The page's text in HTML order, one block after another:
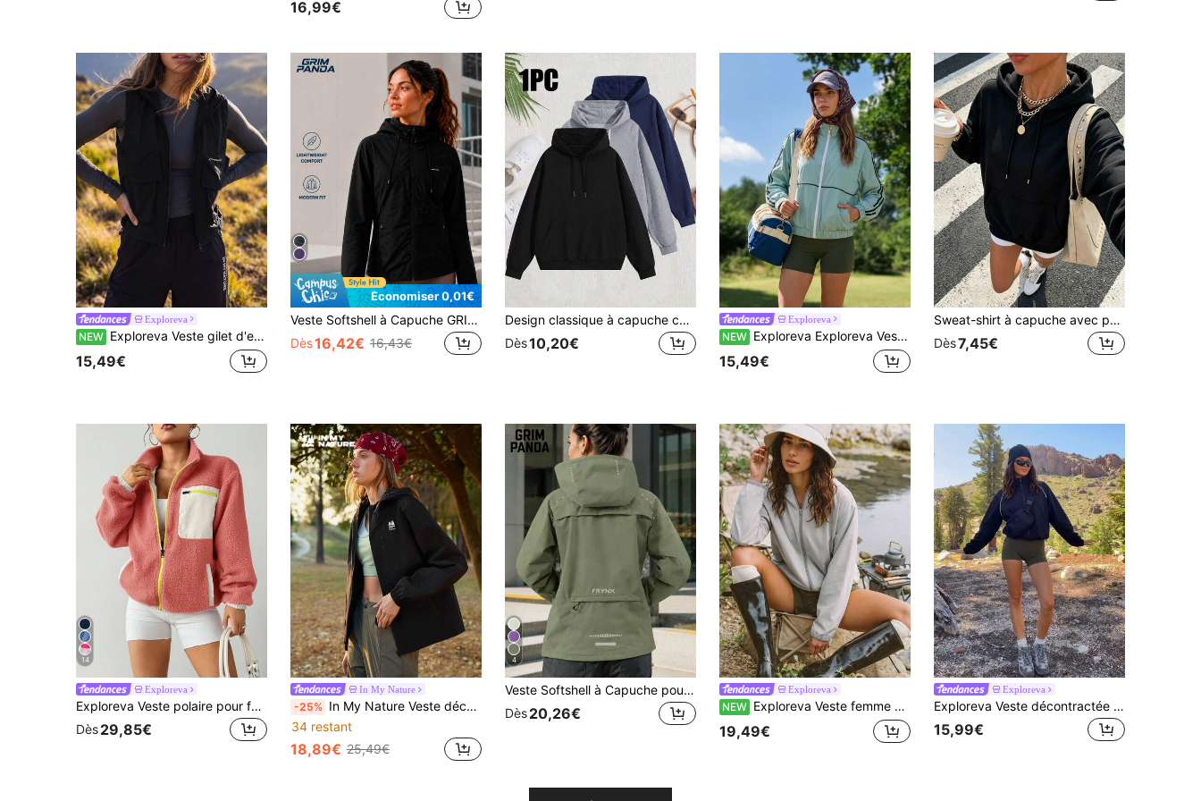
#2 BEST-SELLERS
de Vestes d'extérieur pour femmes
16,99€
Exploreva
NEW Exploreva Veste gilet d'extérieur pour femme avec fermeture éclair avant et poches utilitaires
15,49€
Économiser 0,01€
Veste Softshell à Capuche GRIM PANDA pour Femmes, Manteau avec Poche Zippée, Printemps/Automne, Randonnée, Trekking, Camping, Escalade, Veste de Sport Décontractée pour l'Extérieur
Dès16,42€ 16,43€
Design classique à capuche combiné à un style décontracté pour l'extérieur, cette veste convient à toutes les saisons et à diverses occasions. Sports
Dès10,20€
Exploreva
NEW Exploreva Exploreva Veste minimaliste à manches longues avec poches et fermeture éclair, rayures et blocs de couleurs, pour femmes, pour l'extérieur
15,49€
Sweat-shirt à capuche avec poche kangourou pour femmes, style décontracté et ample, convient pour le printemps/l'automne, le port quotidien décontracté, les sports en plein air et à la maison
Dès7,45€
14
Exploreva
Exploreva Veste polaire pour femme avec fermeture éclair avant, manches longues et poches, pour l'extérieur
Dès29,85€
In My Nature
-25% In My Nature Veste décontractée pour femmes avec fermeture éclair, cordon de serrage et capuche, coupe-vent et imperméable, pour l'extérieur
34 restant
18,89€ 25,49€
4
Veste Softshell à Capuche pour Femmes GRIM PANDA, Avec Poches Zippées, Et , Poche Dos Réfléchissante, Veste de Randonnée Extérieure Camping Jogging Sports
Dès20,26€
Exploreva
NEW Exploreva Veste femme couleur unie à fermeture éclair, décontractée, polyvalente, pour usage quotidien et voyage, protection solaire, manches longues
19,49€
Exploreva
Exploreva Veste décontractée d'extérieur pour femmes avec patchwork en maille
15,99€